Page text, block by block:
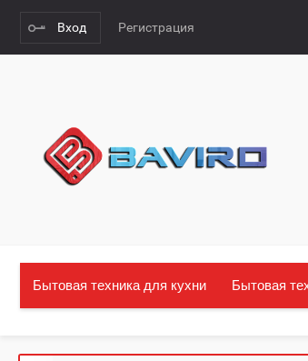
Вход Регистрация
Бытовая техника для кухни Бытовая